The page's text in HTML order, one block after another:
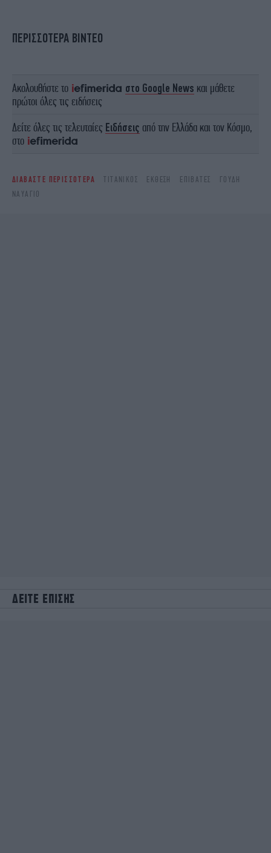
ΠΕΡΙΣΣΟΤΕΡΑ ΒΙΝΤΕΟ
Ακολουθήστε το στο Google News και μάθετε
πρώτοι όλες τις ειδήσεις
Δείτε όλες τις τελευταίες Ειδήσεις από την Ελλάδα και τον Κόσμο,
στο
ΔΙΑΒΑΣΤΕ ΠΕΡΙΣΣΟΤΕΡΑ ΤΙΤΑΝΙΚΌΣ ΈΚΘΕΣΗ ΕΠΙΒΆΤΕΣ
ΓΟΥΔΉ
ΝΑΥΆΓΙΟ
ΔΕΙΤΕ ΕΠΙΣΗΣ